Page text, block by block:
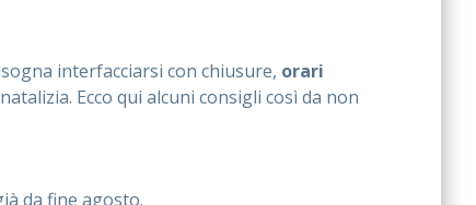
interfacciarsi con chiusure, orari
Ecco qui alcuni consigli così da non
da fine agosto.